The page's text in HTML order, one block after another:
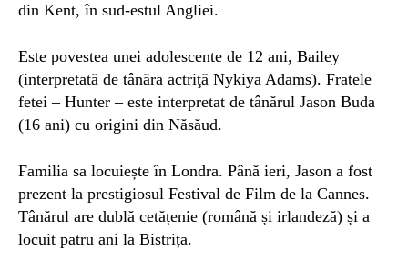
din Kent, în sud-estul Angliei.
Este povestea unei adolescente de 12 ani, Bailey
(interpretată de tânăra actriţă Nykiya Adams). Fratele
fetei – Hunter – este interpretat de tânărul Jason Buda
(16 ani) cu origini din Năsăud.
Familia sa locuiește în Londra. Până ieri, Jason a fost
prezent la prestigiosul Festival de Film de la Cannes.
Tânărul are dublă cetățenie (română și irlandeză) și a
locuit patru ani la Bistrița.